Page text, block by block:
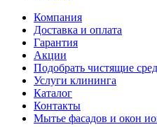
Компания
Доставка и оплата
Гарантия
Акции
Подобрать чистящие
Услуги клининга
Каталог
Контакты
Мытье фасадов и окон